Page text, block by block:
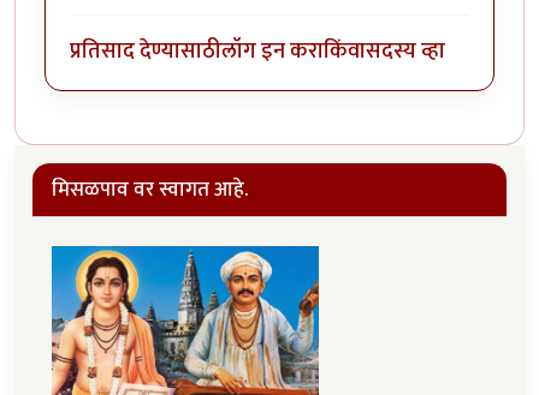
प्रतिसाद देण्यासाठीलॉग इन कराकिंवासदस्य व्हा
मिसळपाव वर स्वागत आहे.